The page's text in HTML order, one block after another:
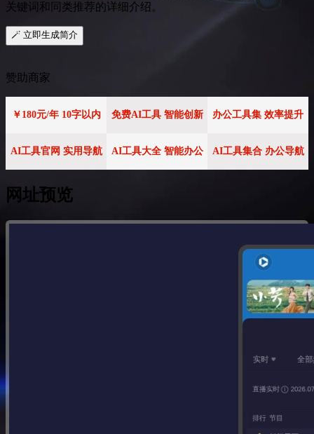
关键词和同类推荐的详细介绍。
🪄 立即生成简介
赞助商家
￥180元/年 10字以内 免费AI工具 智能创新 办公工具集 效率提升
AI工具官网 实用导航 AI工具大全 智能办公 AI工具集合 办公导航
网址预览